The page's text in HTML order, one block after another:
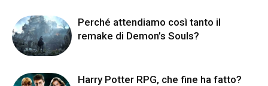
Perché attendiamo così tanto il
remake di Demon’s Souls?
Harry Potter RPG, che fine ha fatto?